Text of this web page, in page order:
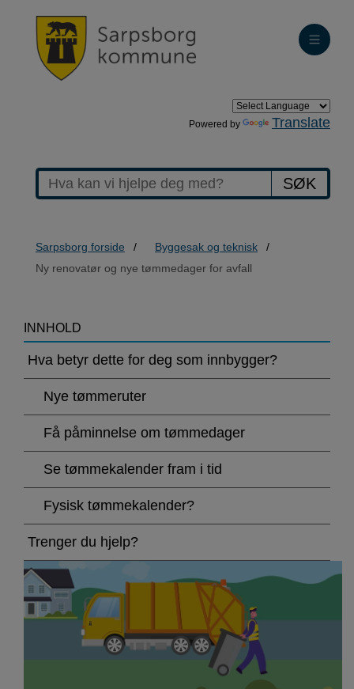
Powered by Translate
SØK
Sarpsborg forside
Byggesak og teknisk
Ny renovatør og nye tømmedager for avfall
>Ny
renovatør
nye
tømmedager
for
avfall
INNHOLD
Hva betyr dette for deg som innbygger?
Nye tømmeruter
Få påminnelse om tømmedager
Se tømmekalender fram i tid
Fysisk tømmekalender?
Trenger du hjelp?